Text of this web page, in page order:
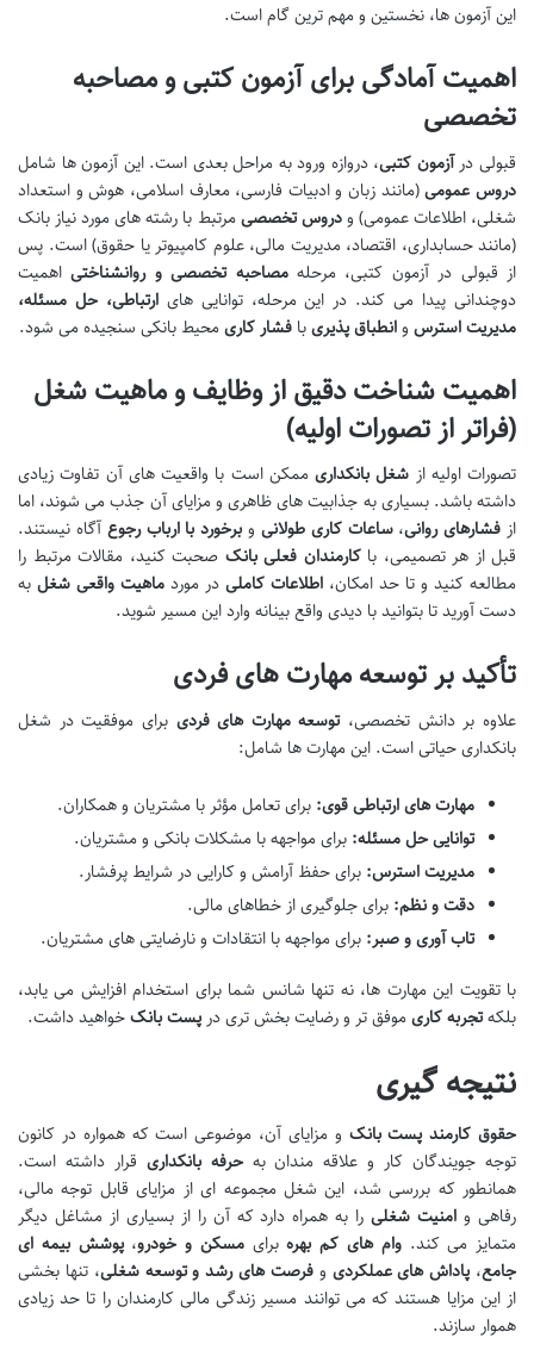
این آزمون ها، نخستین و مهم ترین گام است.
اهمیت آمادگی برای آزمون کتبی و مصاحبه
تخصصی
قبولی درآزمون کتبی، دروازه ورود به مراحل بعدی است. این آزمون ها شامل
دروس عمومی(مانند زبان و ادبیات فارسی، معارف اسلامی، هوش و استعداد
شغلی، اطلاعات عمومی) ودروس تخصصیمرتبط با رشته های مورد نیاز بانک
(مانند حسابداری، اقتصاد، مدیریت مالی، علوم کامپیوتر یا حقوق) است. پس
از قبولی در آزمون کتبی، مرحلهمصاحبه تخصصی و روانشناختیاهمیت
دوچندانی پیدا می کند. در این مرحله، توانایی هایارتباطی، حل مسئله،
مدیریت استرس وانطباق پذیریبا فشار کاریمحیط بانکی سنجیده می شود.
اهمیت شناخت دقیق از وظایف و ماهیت شغل
(فراتر از تصورات اولیه)
تصورات اولیه از شغل بانکداری ممکن است با واقعیت های آن تفاوت زیادی
داشته باشد. بسیاری به جذابیت های ظاهری و مزایای آن جذب می شوند، اما
از فشارهای روانی،ساعات کاری طولانی و برخورد با ارباب رجوعآگاه نیستند.
قبل از هر تصمیمی، باکارمندان فعلی بانک صحبت کنید، مقالات مرتبط را
مطالعه کنید و تا حد امکان، اطلاعات کاملی در مورد ماهیت واقعی شغل به
دست آورید تا بتوانید با دیدی واقع بینانه وارد این مسیر شوید.
تأکید بر توسعه مهارت های فردی
علاوه بر دانش تخصصی،توسعه مهارت های فردی برای موفقیت در شغل
بانکداری حیاتی است. این مهارت ها شامل:
مهارت های ارتباطی قوی: برای تعامل مؤثر با مشتریان و همکاران.
توانایی حل مسئله: برای مواجهه با مشکلات بانکی و مشتریان.
مدیریت استرس: برای حفظ آرامش و کارایی در شرایط پرفشار.
دقت و نظم: برای جلوگیری از خطاهای مالی.
تاب آوری و صبر: برای مواجهه با انتقادات و نارضایتی های مشتریان.
با تقویت این مهارت ها، نه تنها شانس شما برای استخدام افزایش می یابد،
بلکهتجربه کاریموفق تر و رضایت بخش تری در پست بانکخواهید داشت.
نتیجه گیری
حقوق کارمند پست بانک و مزایای آن، موضوعی است که همواره در کانون
توجه جویندگان کار و علاقه مندان بهحرفه بانکداری قرار داشته است.
همانطور که بررسی شد، این شغل مجموعه ای از مزایای قابل توجه مالی،
رفاهی و امنیت شغلیرا به همراه دارد که آن را از بسیاری از مشاغل دیگر
متمایز می کند.وام های کم بهرهبرایمسکن و خودرو،پوشش بیمه ای
جامع، پاداش های عملکردی وفرصت های رشد و توسعه شغلی، تنها بخشی
از این مزایا هستند که می توانند مسیر زندگی مالی کارمندان را تا حد زیادی
هموار سازند.